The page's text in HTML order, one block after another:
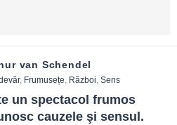
van Schendel
, Frumusețe Război Sens
un spectacol frumos
cauzele şi sensul.